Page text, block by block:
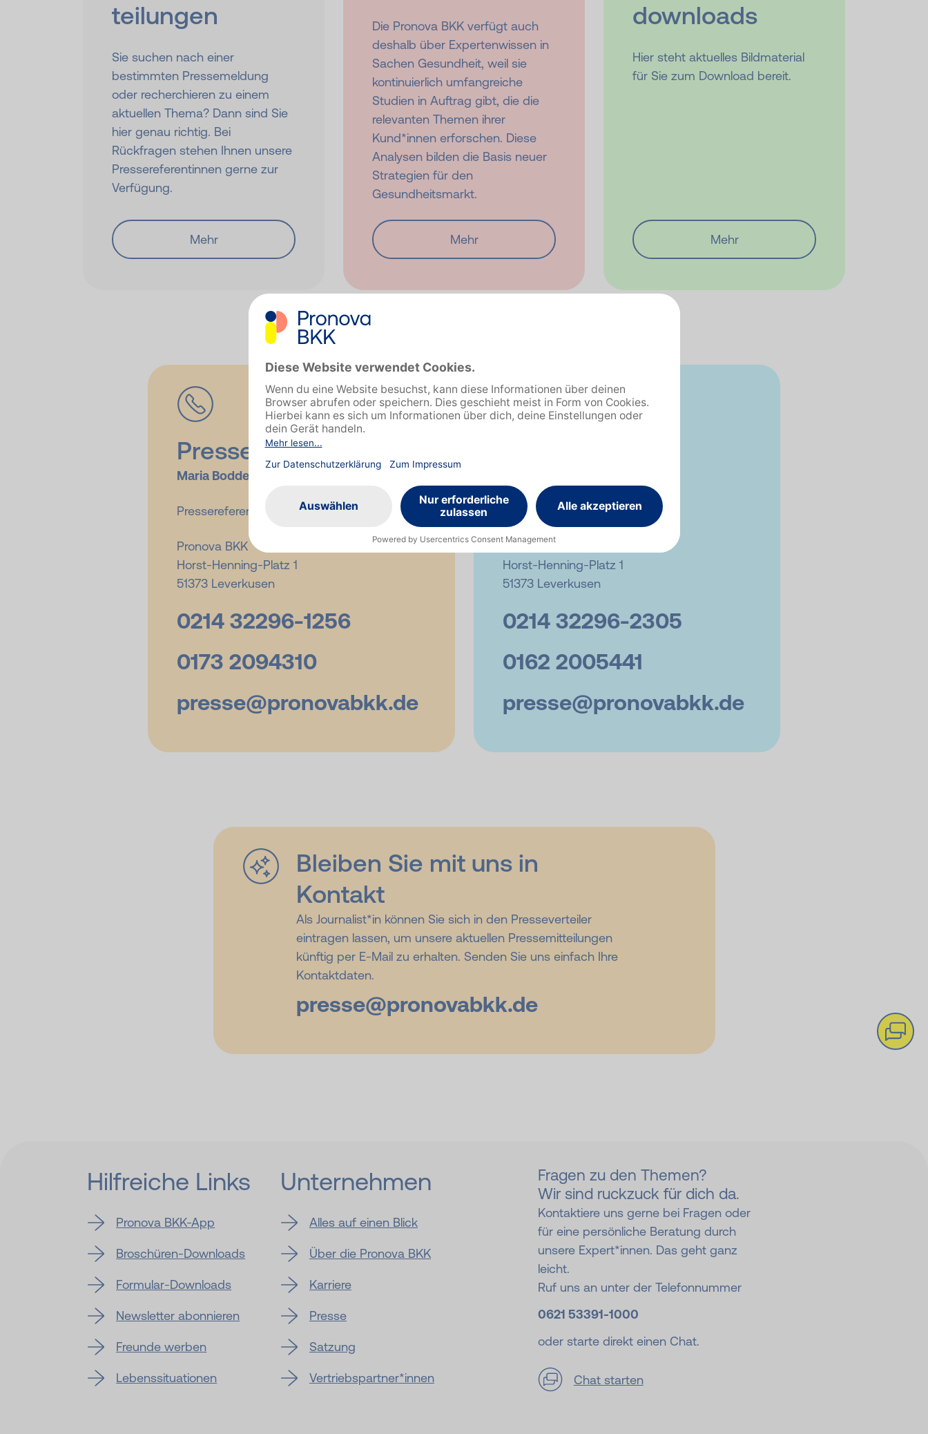
teilungen
Sie suchen nach einer
bestimmten Pressemeldung
oder recherchieren zu einem
aktuellen Thema? Dann sind Sie
hier genau richtig. Bei
Rückfragen stehen Ihnen unsere
Pressereferentinnen gerne zur
Verfügung.
Mehr
Die Pronova BKK verfügt auch
deshalb über Expertenwissen in
Sachen Gesundheit, weil sie
kontinuierlich umfangreiche
Studien in Auftrag gibt, die die
relevanten Themen ihrer
Kund*innen erforschen. Diese
Analysen bilden die Basis neuer
Strategien für den
Gesundheitsmarkt.
Mehr
downloads
Hier steht aktuelles Bildmaterial
für Sie zum Download bereit.
Mehr
Pressekontakt
Maria Boddez
Pressereferentin
Pronova BKK
Horst-Henning-Platz 1
51373 Leverkusen
0214 32296-1256
0173 2094310
presse@pronovabkk.de
Pressereferentin
Pronova BKK
Horst-Henning-Platz 1
51373 Leverkusen
0214 32296-2305
0162 2005441
presse@pronovabkk.de
Bleiben Sie mit uns in
Kontakt
Als Journalist*in können Sie sich in den Presseverteiler
eintragen lassen, um unsere aktuellen Pressemitteilungen
künftig per E-Mail zu erhalten. Senden Sie uns einfach Ihre
Kontaktdaten.
presse@pronovabkk.de
Hilfreiche Links
Pronova BKK-App
Broschüren-Downloads
Formular-Downloads
Newsletter abonnieren
Freunde werben
Lebenssituationen
Unternehmen
Alles auf einen Blick
Über die Pronova BKK
Karriere
Presse
Satzung
Vertriebspartner*innen
Fragen zu den Themen?
Wir sind ruckzuck für dich da.
Kontaktiere uns gerne bei Fragen oder
für eine persönliche Beratung durch
unsere Expert*innen. Das geht ganz
leicht.
Ruf uns an unter der Telefonnummer
0621 53391-1000
oder starte direkt einen Chat.
Chat starten